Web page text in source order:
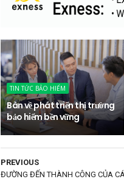
TIN TỨC BẢO HIỂM
Bàn về phát triển thị trường
bảo hiểm bền vững
PREVIOUS
ĐƯỜNG ĐẾN THÀNH CÔNG CỦA